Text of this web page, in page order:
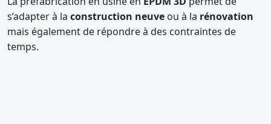
s’adapter à la construction neuve ou à la rénovation
mais également de répondre à des contraintes de
temps.